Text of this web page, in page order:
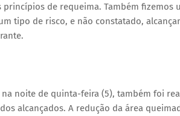
de requeima. Também fizemos
tipo de risco, e não constatado,
noite de quinta-feira (5), também foi
alcançados. A redução da área